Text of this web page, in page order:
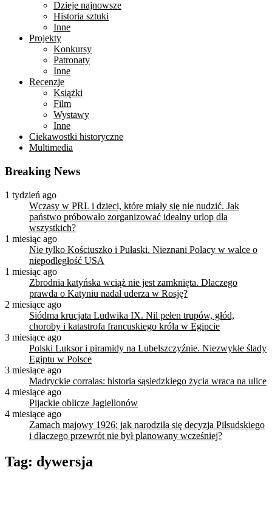
Dzieje najnowsze
Historia sztuki
Inne
Projekty
Konkursy
Patronaty
Inne
Recenzje
Książki
Film
Wystawy
Inne
Ciekawostki historyczne
Multimedia
Breaking News
1 tydzień ago
Wczasy w PRL i dzieci, które miały się nie nudzić. Jak
państwo próbowało zorganizować idealny urlop dla
wszystkich?
1 miesiąc ago
Nie tylko Kościuszko i Pułaski. Nieznani Polacy w walce o
niepodległość USA
1 miesiąc ago
Zbrodnia katyńska wciąż nie jest zamknięta. Dlaczego
prawda o Katyniu nadal uderza w Rosję?
2 miesiące ago
Siódma krucjata Ludwika IX. Nil pełen trupów, głód,
choroby i katastrofa francuskiego króla w Egipcie
3 miesiące ago
Polski Luksor i piramidy na Lubelszczyźnie. Niezwykłe ślady
Egiptu w Polsce
3 miesiące ago
Madryckie corralas: historia sąsiedzkiego życia wraca na ulice
4 miesiące ago
Pijackie oblicze Jagiellonów
4 miesiące ago
Zamach majowy 1926: jak narodziła się decyzja Piłsudskiego
i dlaczego przewrót nie był planowany wcześniej?
Tag: dywersja